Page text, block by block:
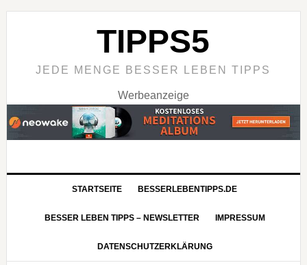
TIPPS5
JEDE MENGE BESSER LEBEN TIPPS
Werbeanzeige
STARTSEITE BESSERLEBENTIPPS.DE
BESSER LEBEN TIPPS – NEWSLETTER IMPRESSUM
DATENSCHUTZERKLÄRUNG